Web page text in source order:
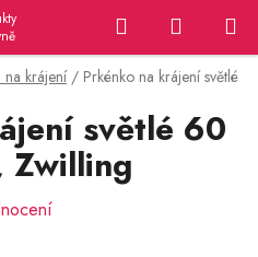
Hledat
KOŠÍK
na krájení / Prkénko na krájení světlé
světlé 60
Zwilling